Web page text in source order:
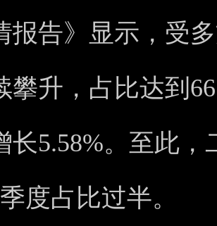
报告》显示，受
攀升，占比达到
长5.58%。至此
度占比过半。